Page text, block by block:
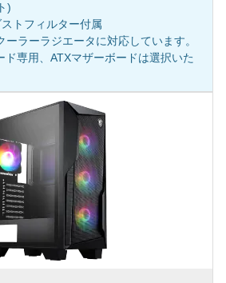
)
トフィルター付属
ーラーラジエータに対応しています。
専用、ATXマザーボードは選択いた